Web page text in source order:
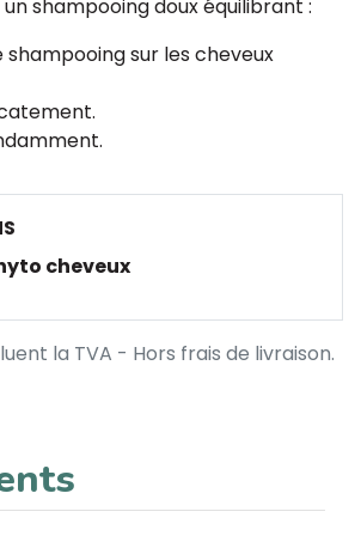
shampooing doux équilibrant :
shampooing sur les cheveux
cheveux
la TVA - Hors frais de livraison.